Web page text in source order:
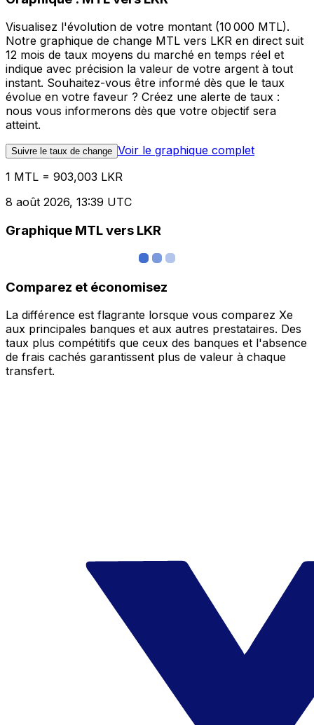
Visualisez l'évolution de votre montant (10 000 MTL).
Notre graphique de change MTL vers LKR en direct suit
12 mois de taux moyens du marché en temps réel et
indique avec précision la valeur de votre argent à tout
instant. Souhaitez-vous être informé dès que le taux
évolue en votre faveur ? Créez une alerte de taux :
nous vous informerons dès que votre objectif sera
atteint.
Suivre le taux de change Voir le graphique complet
1 MTL = 903,003 LKR
8 août 2026, 13:39 UTC
Graphique MTL vers LKR
Comparez et économisez
La différence est flagrante lorsque vous comparez Xe
aux principales banques et aux autres prestataires. Des
taux plus compétitifs que ceux des banques et l'absence
de frais cachés garantissent plus de valeur à chaque
transfert.